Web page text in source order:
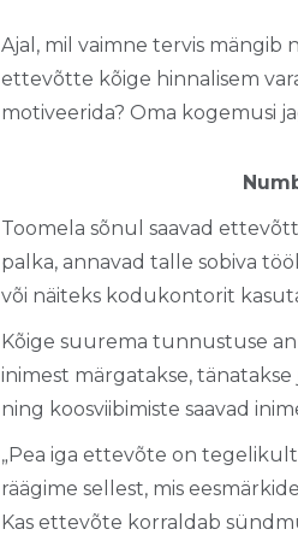
Ajal, mil vaimne tervis
ettevõtte kõige hinnalisem
motiveerida? Oma kogemusi
Toomela sõnul saavad
palka, annavad talle sobiva
või näiteks kodukontorit
Kõige suurema tunnustuse
inimest märgatakse,
ning koosviibimiste saavad
„Pea iga ettevõte on
räägime sellest, mis
Kas ettevõte korraldab